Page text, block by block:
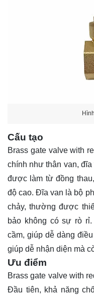
Cấu tạo
Brass gate valve with
chính như thân van, đĩa
được làm từ đồng
độ cao. Đĩa van là bộ
chảy, thường được
bảo không có sự rò
cầm, giúp dễ dàng
giúp dễ nhận diện mà
Ưu điểm
Brass gate valve with
Đầu tiên, khả năng